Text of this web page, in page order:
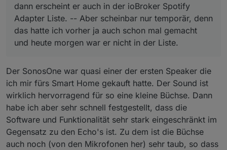
dann erscheint er auch in der ioBroker Spotify
Adapter Liste. -- Aber scheinbar nur temporär, denn
das hatte ich vorher ja auch schon mal gemacht
und heute morgen war er nicht in der Liste.
Der SonosOne war quasi einer der ersten Speaker die
ich mir fürs Smart Home gekauft hatte. Der Sound ist
wirklich hervorragend für so eine kleine Büchse. Dann
habe ich aber sehr schnell festgestellt, dass die
Software und Funktionalität sehr stark eingeschränkt im
Gegensatz zu den Echo's ist. Zu dem ist die Büchse
auch noch (von den Mikrofonen her) sehr taub, so dass